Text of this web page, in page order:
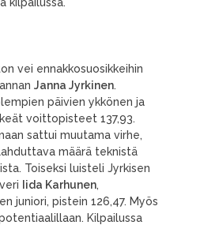
vei ennakkosuosikkeihin
Janna Jyrkinen.
päivien ykkönen ja
voittopisteet 137,93.
sattui muutama virhe,
määrä teknistä
Toiseksi luisteli Jyrkisen
Iida Karhunen,
juniori, pistein 126,47. Myös
Kilpailussa